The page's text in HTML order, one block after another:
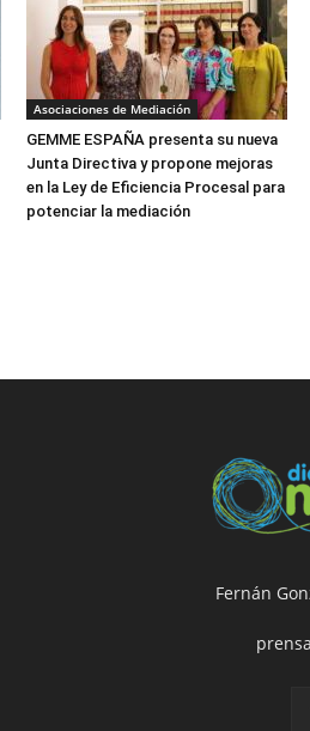
Asociaciones de Mediación
GEMME ESPAÑA presenta su nueva
Junta Directiva y propone mejoras
en la Ley de Eficiencia Procesal para
potenciar la mediación
Fernán